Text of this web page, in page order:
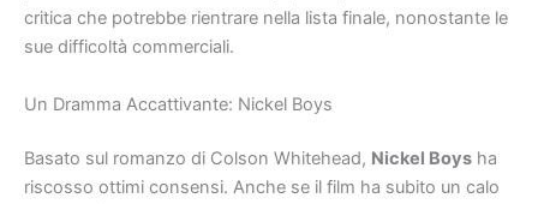
critica che potrebbe rientrare nella lista finale, nonostante le
sue difficoltà commerciali.
Un Dramma Accattivante: Nickel Boys
Basato sul romanzo di Colson Whitehead, Nickel Boys ha
riscosso ottimi consensi. Anche se il film ha subito un calo